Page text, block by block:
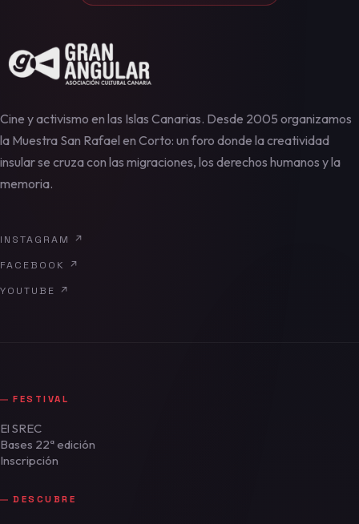
Cine y activismo en las Islas Canarias. Desde 2005 organizamos
la Muestra San Rafael en Corto: un foro donde la creatividad
insular se cruza con las migraciones, los derechos humanos y la
memoria.
INSTAGRAM
↗
FACEBOOK
↗
YOUTUBE
↗
FESTIVAL
El SREC
Bases 22ª edición
Inscripción
DESCUBRE